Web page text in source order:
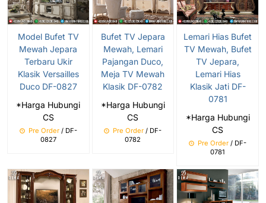
Model Bufet TV
Mewah Jepara
Terbaru Ukir
Klasik Versailles
Duco DF-0827
*Harga Hubungi
CS
Pre Order/ DF-
0827
Bufet TV Jepara
Mewah, Lemari
Pajangan Duco,
Meja TV Mewah
Klasik DF-0782
*Harga Hubungi
CS
Pre Order / DF-
0782
Lemari Hias Bufet
TV Mewah, Bufet
TV Jepara,
Lemari Hias
Klasik Jati DF-
0781
*Harga Hubungi
CS
Pre Order / DF-
0781